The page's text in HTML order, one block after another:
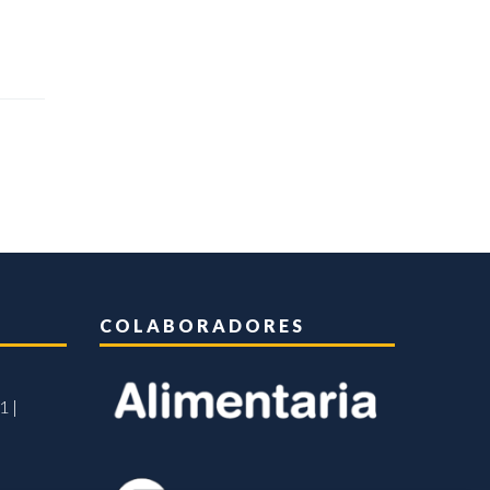
|
COLABORADORES